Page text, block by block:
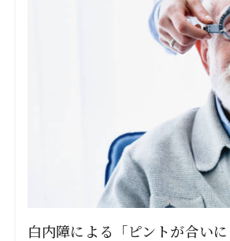
白内障による「ピントが合い